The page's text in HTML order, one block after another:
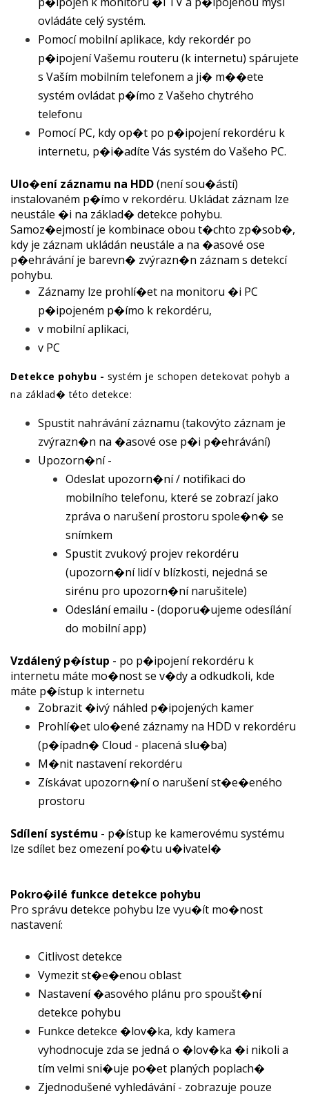
ovládáte celý systém.
Pomocí mobilní aplikace, kdy rekordér po
p�ipojení Vašemu routeru (k internetu) spárujete
s Vaším mobilním telefonem a ji� m��ete
systém ovládat p�ímo z Vašeho chytrého
telefonu
Pomocí PC, kdy op�t po p�ipojení rekordéru k
internetu, p�i�adíte Vás systém do Vašeho PC.
Ulo�ení záznamu na HDD(není sou�ástí)
instalovaném p�ímo v rekordéru. Ukládat záznam lze
neustále �i na základ� detekce pohybu.
Samoz�ejmostí je kombinace obou t�chto zp�sob�,
kdy je záznam ukládán neustále a na �asové ose
p�ehrávání je barevn� zvýrazn�n záznam s detekcí
pohybu.
Záznamy lze prohlí�et na monitoru �i PC
p�ipojeném p�ímo k rekordéru,
v mobilní aplikaci,
v PC
Detekce pohybu - systém je schopen detekovat pohyb a
na základ� této detekce:
Spustit nahrávání záznamu (takovýto záznam je
zvýrazn�n na �asové ose p�i p�ehrávání)
Upozorn�ní -
Odeslat upozorn�ní / notifikaci do
mobilního telefonu, které se zobrazí jako
zpráva o narušení prostoru spole�n� se
snímkem
Spustit zvukový projev rekordéru
(upozorn�ní lidí v blízkosti, nejedná se
sirénu pro upozorn�ní narušitele)
Odeslání emailu - (doporu�ujeme odesílání
do mobilní app)
Vzdálený p�ístup - po p�ipojení rekordéru k
internetu máte mo�nost se v�dy a odkudkoli, kde
máte p�ístup k internetu
Zobrazit �ivý náhled p�ipojených kamer
Prohlí�et ulo�ené záznamy na HDD v rekordéru
(p�ípadn� Cloud - placená slu�ba)
M�nit nastavení rekordéru
Získávat upozorn�ní o narušení st�e�eného
prostoru
Sdílení systému - p�ístup ke kamerovému systému
lze sdílet bez omezení po�tu u�ivatel�
Pokro�ilé funkce detekce pohybu
Pro správu detekce pohybu lze vyu�ít mo�nost
nastavení:
Citlivost detekce
Vymezit st�e�enou oblast
Nastavení �asového plánu pro spoušt�ní
detekce pohybu
Funkce detekce �lov�ka, kdy kamera
vyhodnocuje zda se jedná o �lov�ka �i nikoli a
tím velmi sni�uje po�et planých poplach�
Zjednodušené vyhledávání - zobrazuje pouze